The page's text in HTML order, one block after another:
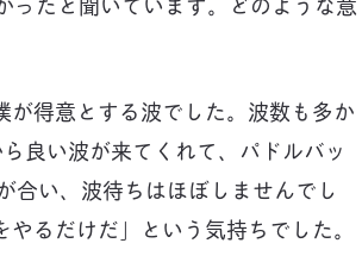
得意とする波でした。波数も多か
良い波が来てくれて、パドルバッ
合い、波待ちはほぼしませんでし
るだけだ」という気持ちでした。